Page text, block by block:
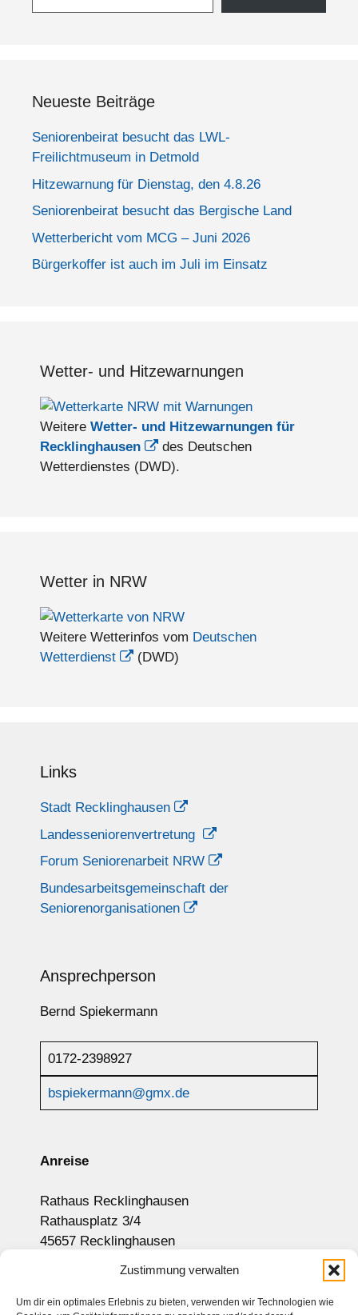
Zustimmung verwalten
Um dir ein optimales Erlebnis zu bieten, verwenden wir Technologien wie
Neueste Beiträge
Seniorenbeirat besucht das LWL-
Freilichtmuseum in Detmold
Hitzewarnung für Dienstag, den 4.8.26
Seniorenbeirat besucht das Bergische Land
Wetterbericht vom MCG – Juni 2026
Bürgerkoffer ist auch im Juli im Einsatz
Wetter- und Hitzewarnungen
Weitere Wetter- und Hitzewarnungen für
Recklinghausen
des Deutschen
Wetterdienstes (DWD).
Wetter in NRW
Weitere Wetterinfos vom Deutschen
Wetterdienst
(DWD)
Links
Stadt Recklinghausen
Landesseniorenvertretung
Forum Seniorenarbeit NRW
Bundesarbeitsgemeinschaft der
Seniorenorganisationen
Ansprechperson
Bernd Spiekermann
0172-2398927
bspiekermann@gmx.de
Anreise
Rathaus Recklinghausen
Rathausplatz 3/4
45657 Recklinghausen